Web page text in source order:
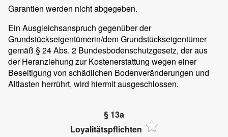
Garantien werden nicht abgegeben.
Ein Ausgleichsanspruch gegenüber der
Grundstückseigentümerin/dem Grundstückseigentümer
gemäß § 24 Abs. 2 Bundesbodenschutzgesetz, der aus
der Heranziehung zur Kostenerstattung wegen einer
Beseitigung von schädlichen Bodenveränderungen und
Altlasten herrührt, wird hiermit ausgeschlossen.
§ 13a
Loyalitätspflichten